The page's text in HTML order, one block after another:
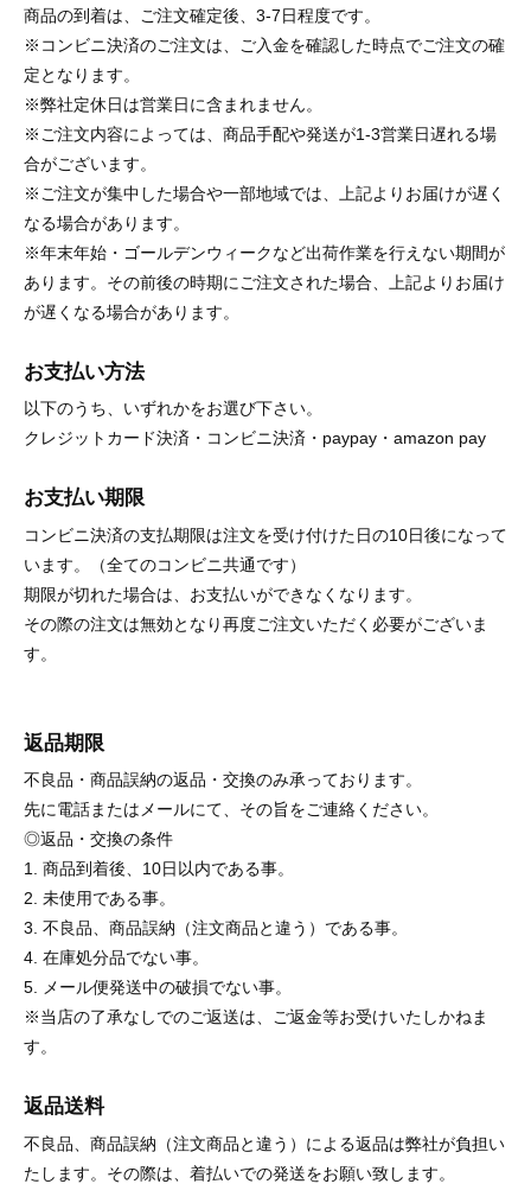
商品の到着は、ご注文確定後、3-7日程度です。
※コンビニ決済のご注文は、ご入金を確認した時点でご注文の確
定となります。
※弊社定休日は営業日に含まれません。
※ご注文内容によっては、商品手配や発送が1-3営業日遅れる場
合がございます。
※ご注文が集中した場合や一部地域では、上記よりお届けが遅く
なる場合があります。
※年末年始・ゴールデンウィークなど出荷作業を行えない期間が
あります。その前後の時期にご注文された場合、上記よりお届け
が遅くなる場合があります。
お支払い方法
以下のうち、いずれかをお選び下さい。
クレジットカード決済・コンビニ決済・paypay・amazon pay
お支払い期限
コンビニ決済の支払期限は注文を受け付けた日の10日後になって
います。（全てのコンビニ共通です）
期限が切れた場合は、お支払いができなくなります。
その際の注文は無効となり再度ご注文いただく必要がございま
す。
返品期限
不良品・商品誤納の返品・交換のみ承っております。
先に電話またはメールにて、その旨をご連絡ください。
◎返品・交換の条件
1. 商品到着後、10日以内である事。
2. 未使用である事。
3. 不良品、商品誤納（注文商品と違う）である事。
4. 在庫処分品でない事。
5. メール便発送中の破損でない事。
※当店の了承なしでのご返送は、ご返金等お受けいたしかねま
す。
返品送料
不良品、商品誤納（注文商品と違う）による返品は弊社が負担い
たします。その際は、着払いでの発送をお願い致します。